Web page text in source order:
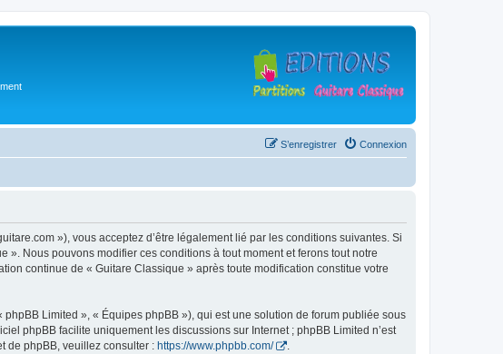
Connexion
S’enregistrer
»), vous acceptez d’être légalement lié par les conditions suivantes. Si
». Nous pouvons modifier ces conditions à tout moment et ferons tout notre
continue de « Guitare Classique » après toute modification constitue votre
Limited », « Équipes phpBB »), qui est une solution de forum publiée sous
phpBB facilite uniquement les discussions sur Internet ; phpBB Limited n’est
de phpBB, veuillez consulter : https://www.phpbb.com/ .